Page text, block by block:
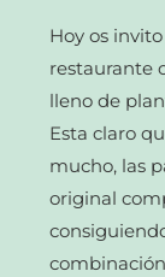
Hoy os
restaurante
lleno de
Esta claro
mucho, las
original